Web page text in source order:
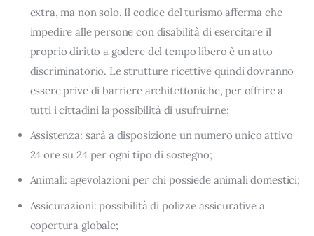
extra, ma non solo. Il codice del turismo afferma che
impedire alle persone con disabilità di esercitare il
proprio diritto a godere del tempo libero è un atto
discriminatorio. Le strutture ricettive quindi dovranno
essere prive di barriere architettoniche, per offrire a
tutti i cittadini la possibilità di usufruirne;
Assistenza: sarà a disposizione un numero unico attivo
24 ore su 24 per ogni tipo di sostegno;
Animali: agevolazioni per chi possiede animali domestici;
Assicurazioni: possibilità di polizze assicurative a
copertura globale;